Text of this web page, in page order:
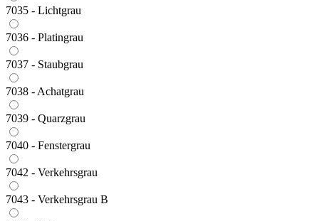
7035 - Lichtgrau
7036 - Platingrau
7037 - Staubgrau
7038 - Achatgrau
7039 - Quarzgrau
7040 - Fenstergrau
7042 - Verkehrsgrau
7043 - Verkehrsgrau B